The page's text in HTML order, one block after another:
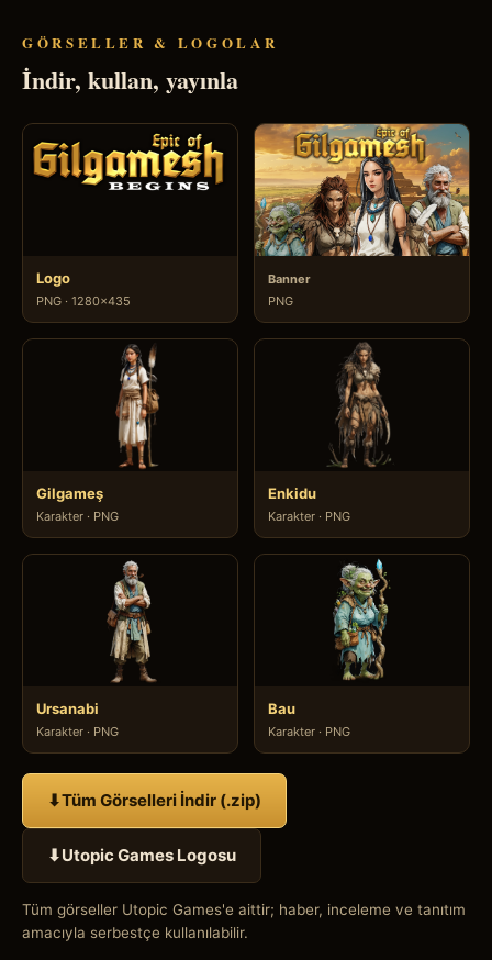
GÖRSELLER & LOGOLAR
İndir, kullan, yayınla
Logo
PNG · 1280×435
Banner
PNG
Gilgameş
Karakter · PNG
Enkidu
Karakter · PNG
Ursanabi
Karakter · PNG
Bau
Karakter · PNG
⬇Tüm Görselleri İndir (.zip)
⬇Utopic Games Logosu
Tüm görseller Utopic Games'e aittir; haber, inceleme ve tanıtım
amacıyla serbestçe kullanılabilir.